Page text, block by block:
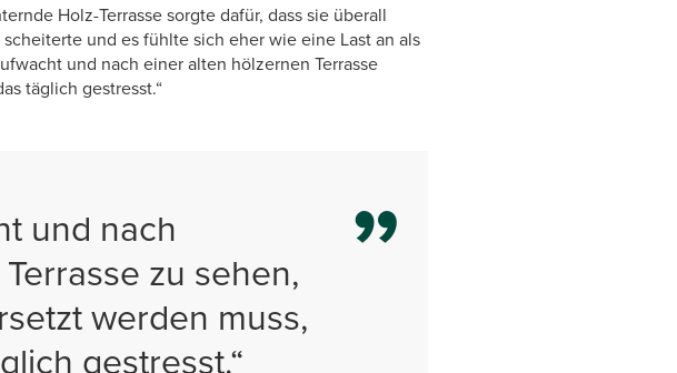
Holz-Terrasse sorgte dafür, dass sie überall
und es fühlte sich eher wie eine Last an als
und nach einer alten hölzernen Terrasse
täglich gestresst.“
und nach
zu sehen,
werden muss,
gestresst.“